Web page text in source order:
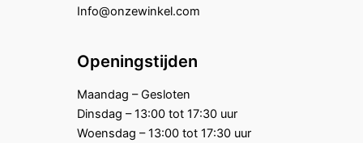
Info@onzewinkel.com
Openingstijden
Maandag – Gesloten
Dinsdag – 13:00 tot 17:30 uur
Woensdag – 13:00 tot 17:30 uur